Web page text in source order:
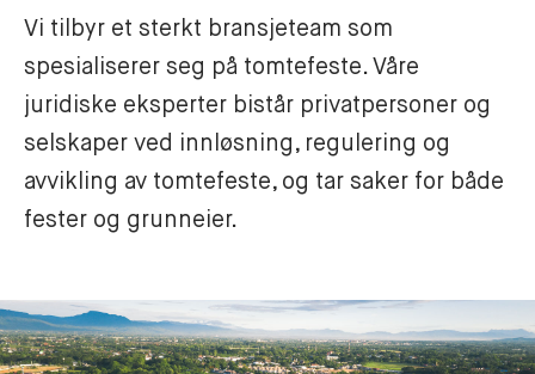
Vi tilbyr et sterkt bransjeteam som
spesialiserer seg på tomtefeste. Våre
juridiske eksperter bistår privatpersoner og
selskaper ved innløsning, regulering og
avvikling av tomtefeste, og tar saker for både
fester og grunneier.